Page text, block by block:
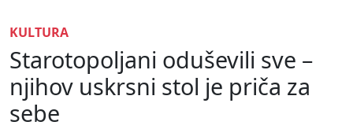
KULTURA
Starotopoljani oduševili sve –
njihov uskrsni stol je priča za
sebe